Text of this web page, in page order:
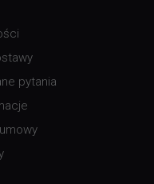
pytania